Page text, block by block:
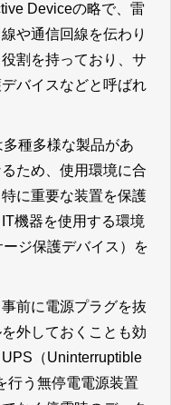
Deviceの略で、雷
や通信回線を伝わり
割を持っており、サ
バイスなどと呼ばれ
種多様な製品があ
ため、使用環境に合
に重要な装置を保護
機器を使用する環境
ジ保護デバイス）を
前に電源プラグを抜
外しておくことも効
（Uninterruptible
行う無停電電源装置